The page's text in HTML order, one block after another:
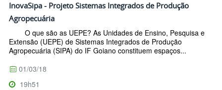
InovaSipa - Projeto Sistemas Integrados de Produção
Agropecuária
O que são as UEPE? As Unidades de Ensino, Pesquisa e
Extensão (UEPE) de Sistemas Integrados de Produção
Agropecuária (SIPA) do IF Goiano constituem espaços...
01/03/18
19h51